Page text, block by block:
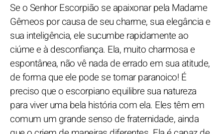
Se o Senhor Escorpião se apaixonar pela Madame
Gêmeos por causa de seu charme, sua elegância e
sua inteligência, ele sucumbe rapidamente ao
ciúme e à desconfiança. Ela, muito charmosa e
espontânea, não vê nada de errado em sua atitude,
de forma que ele pode se tornar paranoico! É
preciso que o escorpiano equilibre sua natureza
para viver uma bela história com ela. Eles têm em
comum um grande senso de fraternidade, ainda